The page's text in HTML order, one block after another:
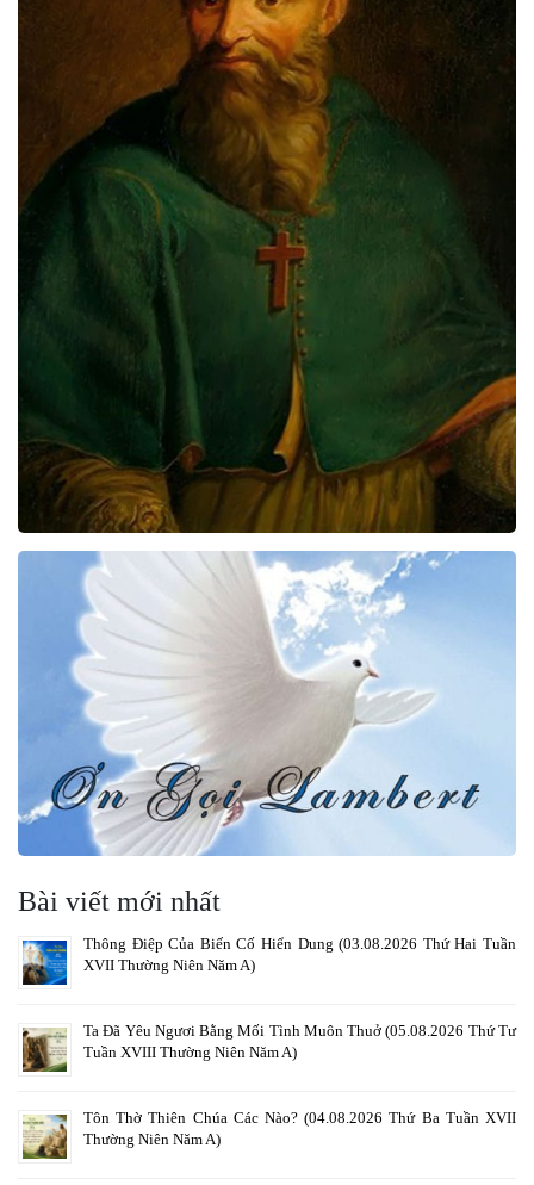
Bài viết mới nhất
Thông Điệp Của Biến Cố Hiển Dung (03.08.2026 Thứ Hai Tuần
XVII Thường Niên Năm A)
Ta Đã Yêu Ngươi Bằng Mối Tình Muôn Thuở (05.08.2026 Thứ Tư
Tuần XVIII Thường Niên Năm A)
Tôn Thờ Thiên Chúa Các Nào? (04.08.2026 Thứ Ba Tuần XVII
Thường Niên Năm A)